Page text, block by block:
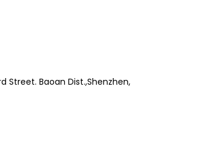
Street. Baoan Dist.,Shenzhen,